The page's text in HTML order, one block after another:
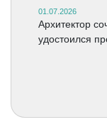
01.07.2026
Архитектор
удостоился